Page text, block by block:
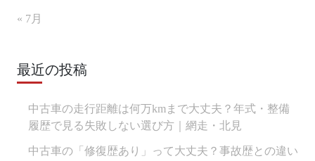
« 7月
最近の投稿
中古車の走行距離は何万kmまで大丈夫？年式・整備
履歴で見る失敗しない選び方｜網走・北見
中古車の「修復歴あり」って大丈夫？事故歴との違い